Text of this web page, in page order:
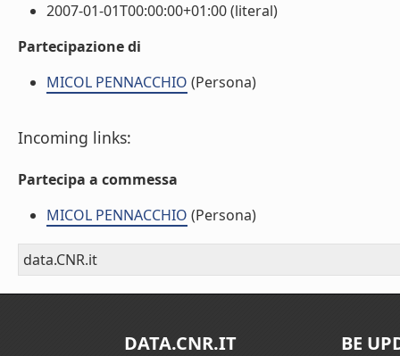
2007-01-01T00:00:00+01:00 (literal)
Partecipazione di
MICOL PENNACCHIO (Persona)
Incoming links:
Partecipa a commessa
MICOL PENNACCHIO (Persona)
data.CNR.it
DATA.CNR.IT BE